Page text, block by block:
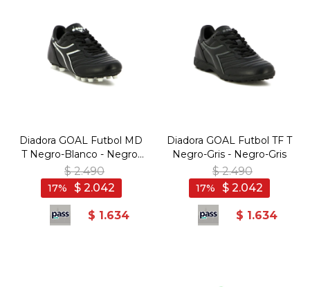
Diadora GOAL Futbol MD
T Negro-Blanco - Negro-
Blanco
$ 2.490
$ 2.042
17
$ 1.634
Diadora GOAL Futbol TF T
Negro-Gris - Negro-Gris
$ 2.490
$ 2.042
17
$ 1.634